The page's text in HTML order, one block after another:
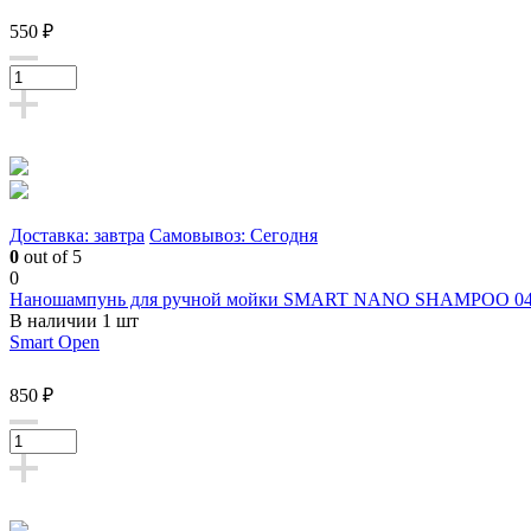
550 ₽
Доставка: завтра Самовывоз: Сегодня
0 out of 5
0
Наношампунь для ручной мойки SMART NANO SHAMPOO
В наличии 1 шт
Smart Open
850 ₽